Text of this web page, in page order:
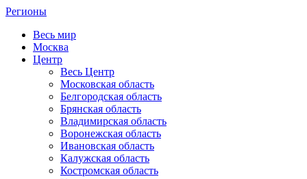
Регионы
Весь мир
Москва
Центр
Весь Центр
Московская область
Белгородская область
Брянская область
Владимирская область
Воронежская область
Ивановская область
Калужская область
Костромская область